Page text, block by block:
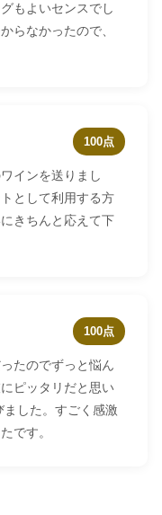
もよいセンスでし
らなかったので、
100点
インを送りまし
として利用する方
きちんと応えて下
100点
たのでずっと悩ん
ピッタリだと思い
した。すごく感激
です。